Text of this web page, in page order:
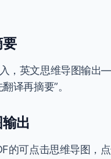
，英文思维导图输
译再摘要”。
出
的可点击思维导图，